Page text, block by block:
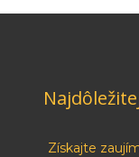
Získajte